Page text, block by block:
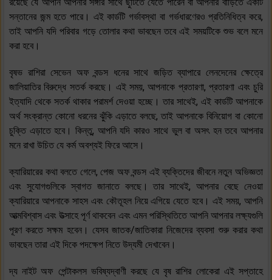
সন্তানের জন্ম হতে পারে। এই কার্ডটি গর্ভাবস্থা বা গর্ভধারণেরও প্রতিনিধিত্ব করে,
তাই আপনি যদি পরিবার গড়ে তোলার কথা ভাবছেন তবে এই সময়টিকে শুভ বলে মনে
করা হবে।
বৃষভ রাশিরা সেভেন অফ বন্ডস ধনের সাথে জড়িত ব্যাপারে লেনদেনের ক্ষেত্রে
জালিয়াতির বিরুদ্ধে সতর্ক করছে। এই সময়, আপনাকে প্রতারণা, প্রতারণা এবং চুরি
ইত্যাদি থেকে সতর্ক থাকার পরামর্শ দেওয়া হচ্ছে। তার সাথেই, এই কার্ডটি আপনাকে
অর্থ সংক্রান্ত কোনো ধরনের ঝুঁকি এড়াতে বলছে, তাই আপনাকে বিনিয়োগ বা কোনো
চুক্তি এড়াতে হবে। কিন্তু, আপনি যদি কারও সাথে ভুল বা অসৎ হন তবে আপনার
মনে রাখা উচিত যে কর্ম অবশ্যই ফিরে আসে।
ক্যারিয়ারের কথা বলতে গেলে, পেজ অফ বন্ডস এই ব্যক্তিদের জীবনে নতুন অভিজ্ঞতা
এবং সুযোগগুলিকে স্বাগত জানাতে বলছে। তার সাথেই, আপনার বেছে নেওয়া
ক্যারিয়ারে আপনাকে সাহস এবং কৌতূহল নিয়ে এগিয়ে যেতে হবে। এই সময়, আপনি
আত্মবিশ্বাস এবং উত্সাহে পূর্ণ থাকবেন এবং এমন পরিস্থিতিতে আপনি আপনার লক্ষ্যগুলি
পূরণ করতে সক্ষম হবেন। যেসব জাতক/জাতিকারা নিজেদের ব্যবসা শুরু করার কথা
ভাবছেন তারা এই দিকে পদক্ষেপ নিতে উদ্যমী দেখাবেন।
দ্য নাইট অফ পেন্টাকলস ভবিষ্যদ্বাণী করছে যে বৃষ রাশির লোকেরা এই সপ্তাহে